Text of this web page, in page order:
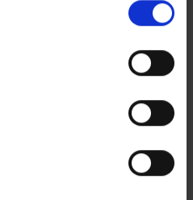
consenso in qualsiasi
sui cookie o facendo clic
sulla tua posizione
di qualche
scansionandolo